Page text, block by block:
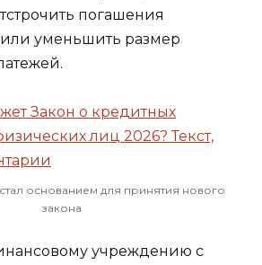
погашения
уменьшить размер
основанием для принятия нового
закона
учреждению с